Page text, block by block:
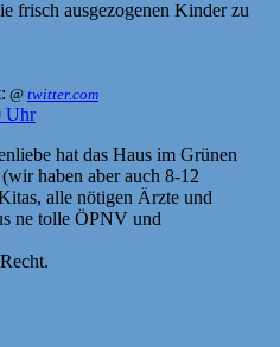
frisch ausgezogenen Kinder zu
@ twitter.com
Uhr
hat das Haus im Grünen
haben aber auch 8-12
alle nötigen Ärzte und
ne tolle ÖPNV und